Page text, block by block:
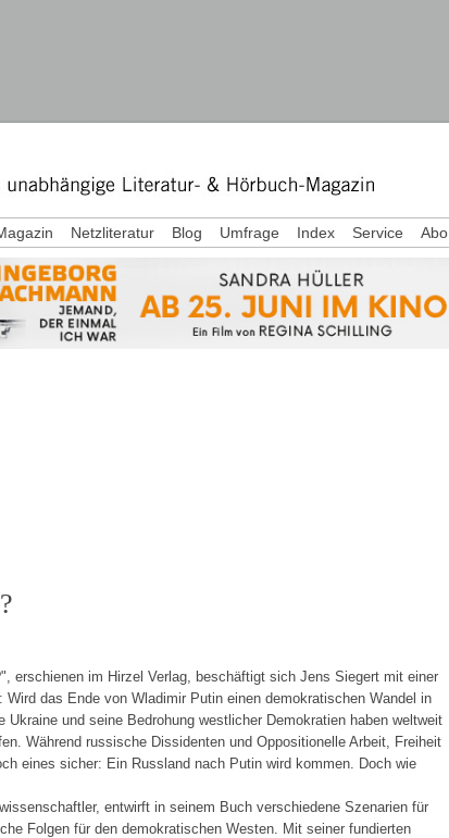
erschienen im Hirzel Verlag, beschäftigt sich Jens Siegert mit einer
Wird das Ende von Wladimir Putin einen demokratischen Wandel in
Ukraine und seine Bedrohung westlicher Demokratien haben weltweit
Während russische Dissidenten und Oppositionelle Arbeit, Freiheit
eines sicher: Ein Russland nach Putin wird kommen. Doch wie
entwirft in seinem Buch verschiedene Szenarien für
Folgen für den demokratischen Westen. Mit seiner fundierten
Netzliteratur Blog Umfrage Index Service Abo